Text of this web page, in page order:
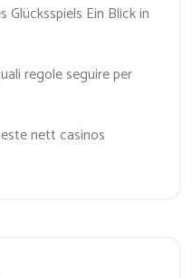
Ein Blick in
regole seguire per
nett casinos